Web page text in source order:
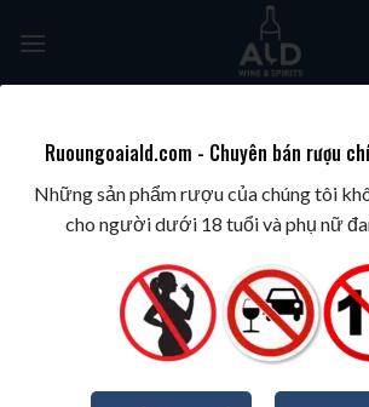
TRANG CHỦ / HỘP QUÀ TẾT RƯỢU MẠNH /
Ruoungoaiald.com - Chuyên bán rượu
Những sản phẩm rượu của chúng tôi
cho người dưới 18 tuổi và phụ nữ